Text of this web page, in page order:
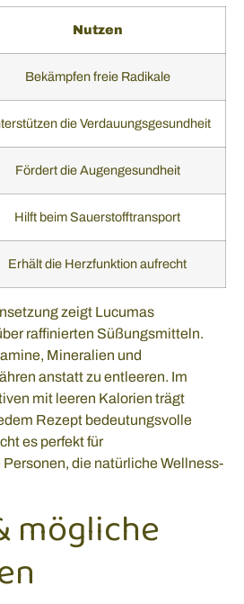
Nutzen
Bekämpfen freie Radikale
die Verdauungsgesundheit
Fördert die Augengesundheit
Hilft beim Sauerstofftransport
Erhält die Herzfunktion aufrecht
zeigt Lucumas
raffinierten Süßungsmitteln.
Mineralien und
anstatt zu entleeren. Im
mit leeren Kalorien trägt
Rezept bedeutungsvolle
es perfekt für
die natürliche Wellness-
mögliche